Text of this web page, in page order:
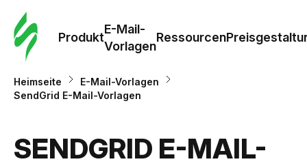
Produkt
E-Mail-
Vorlagen
Ressourcen
Heimseite
E-Mail-Vorlagen
SendGrid E-Mail-Vorlagen
SENDGRID E-MAIL-